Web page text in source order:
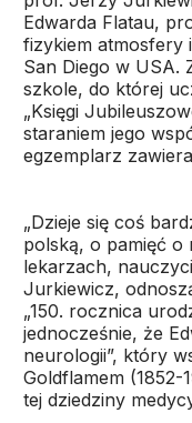
Edwarda Flatau,
fizykiem atmosfery
San Diego w USA.
szkole, do której
„Księgi
staraniem jego
egzemplarz
„Dzieje się coś
polską, o pamięć o
lekarzach,
Jurkiewicz,
„150. rocznica
jednocześnie, że
neurologii”, który
Goldflamem (1852-
tej dziedziny